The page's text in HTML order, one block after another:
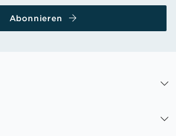
Abonnieren